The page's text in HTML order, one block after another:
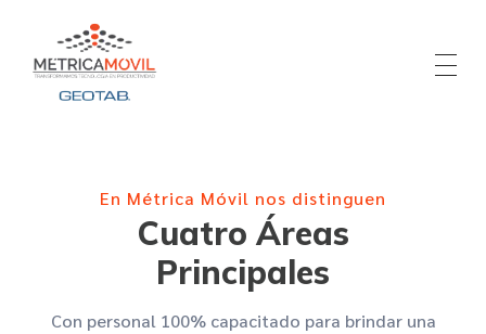
En Métrica Móvil nos distinguen
Cuatro Áreas
Principales
Con personal 100% capacitado para brindar una